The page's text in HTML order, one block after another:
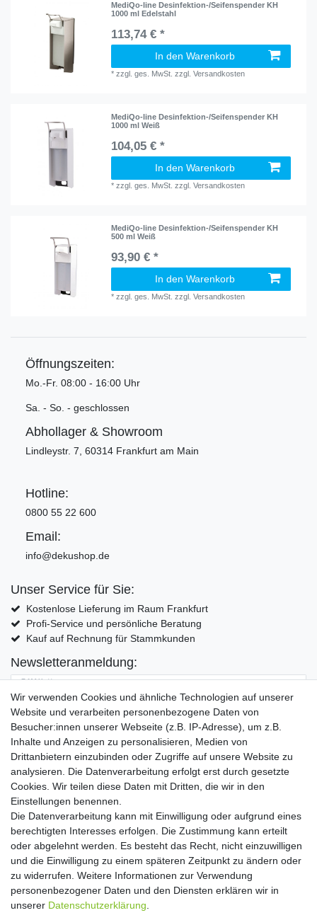
MediQo-line Desinfektion-/Seifenspender KH
1000 ml Edelstahl
113,74 € *
In den Warenkorb
*zzgl. ges. MwSt. zzgl.Versandkosten
MediQo-line Desinfektion-/Seifenspender KH
1000 ml Weiß
104,05 € *
In den Warenkorb
*zzgl. ges. MwSt. zzgl.Versandkosten
MediQo-line Desinfektion-/Seifenspender KH
500 ml Weiß
93,90 € *
In den Warenkorb
*zzgl. ges. MwSt. zzgl.Versandkosten
Öffnungszeiten:
Mo.-Fr. 08:00 - 16:00 Uhr
Sa. - So. - geschlossen
Abhollager & Showroom
Lindleystr. 7, 60314 Frankfurt am Main
Hotline:
0800 55 22 600
Email:
info@dekushop.de
Unser Service für Sie:
Kostenlose Lieferung im Raum Frankfurt
Profi-Service und persönliche Beratung
Kauf auf Rechnung für Stammkunden
Newsletteranmeldung:
E-MAIL **
Hiermit bestätige ich, dass ich die Daten­schutz­erklärung
Einwilligung kann ich jederzeit widerrufen.**
Abonnieren
** Hierbei handelt es sich um ein Pflichtfeld.
Widerrufs­recht Widerrufs­formular Impressum
Daten­schutz­erklärung AGB Kontakt
Wir verwenden Cookies und ähnliche Technologien auf unserer
Website und verarbeiten personenbezogene Daten von
Besucher:innen unserer Webseite (z.B. IP-Adresse), um z.B.
Inhalte und Anzeigen zu personalisieren, Medien von
Drittanbietern einzubinden oder Zugriffe auf unsere Website zu
analysieren. Die Datenverarbeitung erfolgt erst durch gesetzte
Cookies. Wir teilen diese Daten mit Dritten, die wir in den
Einstellungen benennen.
Die Datenverarbeitung kann mit Einwilligung oder aufgrund eines
berechtigten Interesses erfolgen. Die Zustimmung kann erteilt
oder abgelehnt werden. Es besteht das Recht, nicht einzuwilligen
und die Einwilligung zu einem späteren Zeitpunkt zu ändern oder
zu widerrufen. Weitere Informationen zur Verwendung
personenbezogener Daten und den Diensten erklären wir in
unserer Daten­schutz­erklärung